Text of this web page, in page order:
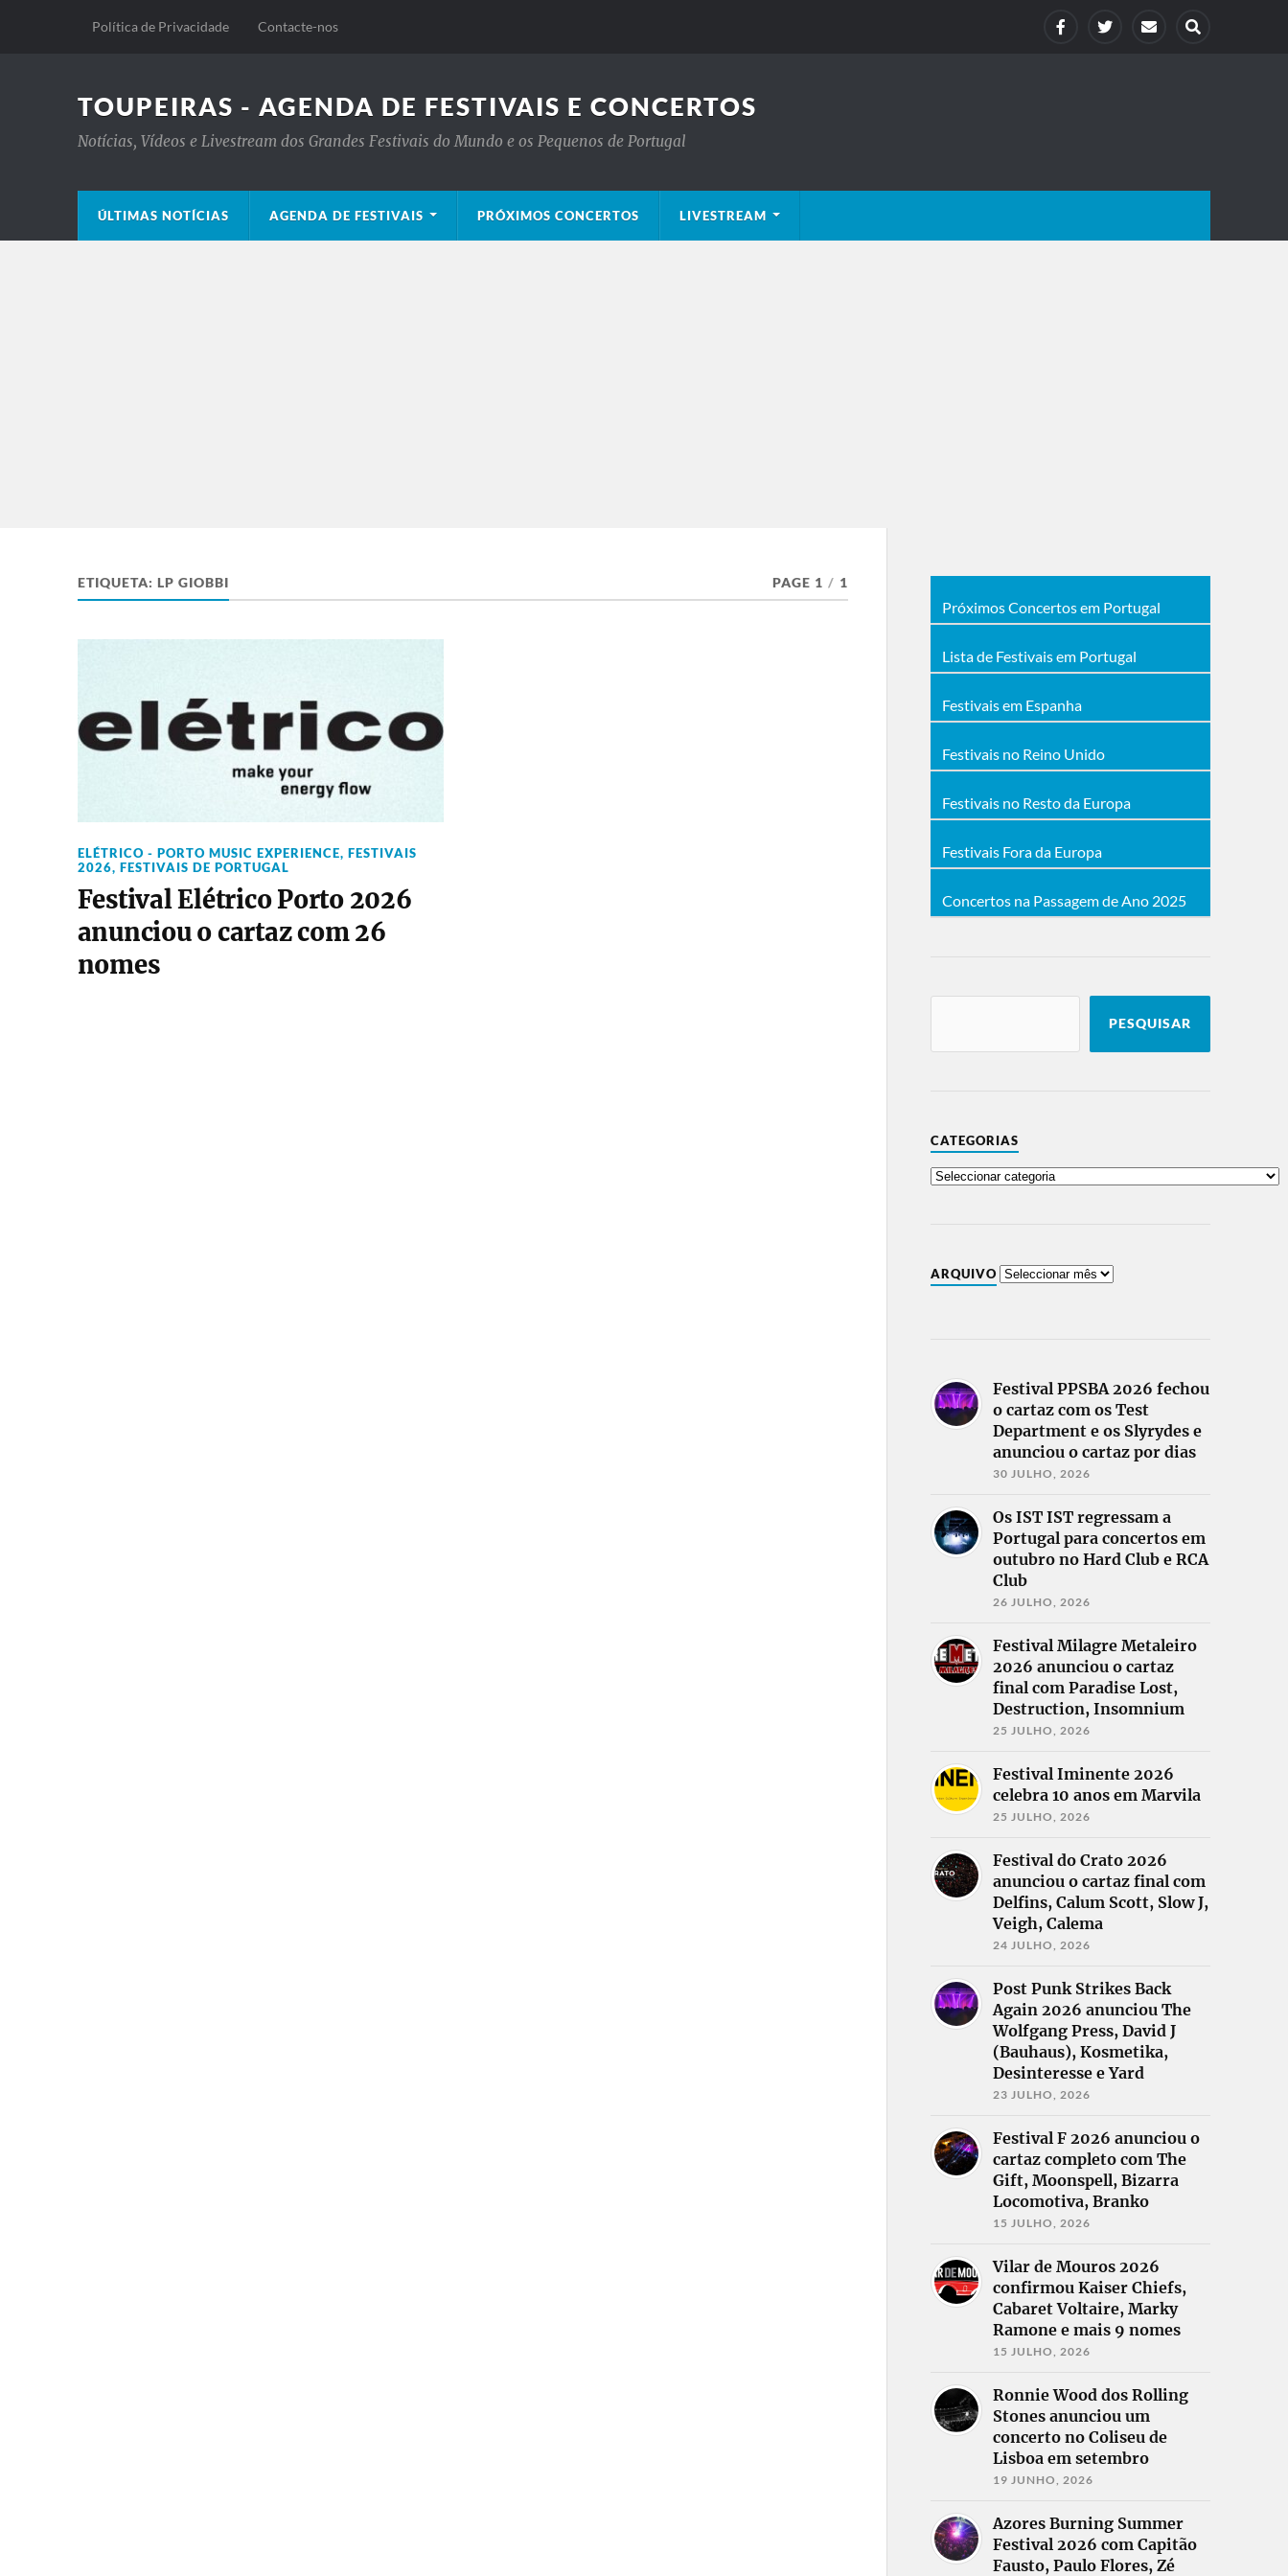
Política de Privacidade Contacte-nos
TOUPEIRAS - AGENDA DE FESTIVAIS E CONCERTOS
Notícias, Vídeos e Livestream dos Grandes Festivais do Mundo e os Pequenos de Portugal
ÚLTIMAS NOTÍCIAS AGENDA DE FESTIVAIS PRÓXIMOS CONCERTOS LIVESTREAM
ETIQUETA: LP GIOBBI PAGE 1 / 1
ELÉTRICO - PORTO MUSIC EXPERIENCE, FESTIVAIS
2026, FESTIVAIS DE PORTUGAL
Festival Elétrico Porto 2026
anunciou o cartaz com 26
nomes
Próximos Concertos em Portugal
Lista de Festivais em Portugal
Festivais em Espanha
Festivais no Reino Unido
Festivais no Resto da Europa
Festivais Fora da Europa
Concertos na Passagem de Ano 2025
PESQUISAR
CATEGORIAS
ARQUIVO
Festival PPSBA 2026 fechou
o cartaz com os Test
Department e os Slyrydes e
anunciou o cartaz por dias
30 JULHO, 2026
Os IST IST regressam a
Portugal para concertos em
outubro no Hard Club e RCA
Club
26 JULHO, 2026
Festival Milagre Metaleiro
2026 anunciou o cartaz
final com Paradise Lost,
Destruction, Insomnium
25 JULHO, 2026
Festival Iminente 2026
celebra 10 anos em Marvila
25 JULHO, 2026
Festival do Crato 2026
anunciou o cartaz final com
Delfins, Calum Scott, Slow J,
Veigh, Calema
24 JULHO, 2026
Post Punk Strikes Back
Again 2026 anunciou The
Wolfgang Press, David J
(Bauhaus), Kosmetika,
Desinteresse e Yard
23 JULHO, 2026
Festival F 2026 anunciou o
cartaz completo com The
Gift, Moonspell, Bizarra
Locomotiva, Branko
15 JULHO, 2026
Vilar de Mouros 2026
confirmou Kaiser Chiefs,
Cabaret Voltaire, Marky
Ramone e mais 9 nomes
15 JULHO, 2026
Ronnie Wood dos Rolling
Stones anunciou um
concerto no Coliseu de
Lisboa em setembro
19 JUNHO, 2026
Azores Burning Summer
Festival 2026 com Capitão
Fausto, Paulo Flores, Zé